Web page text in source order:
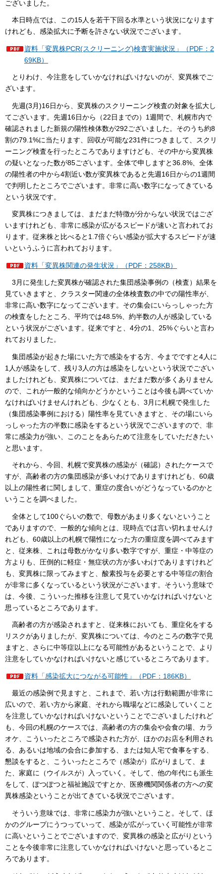
ございました。
本日時点では、この15人を若干下回る水準という状況になります
けれども、感染拡大に予断を許さない状況でございます。
資料「変異株PCR(スクリーニング)検査実施状況」（PDF：2
69KB）
とりわけ、今注意をしていかなければいけないのが、変異株でご
ざいます。
先週(3月)16日から、変異株のスクリーニング検査の対象を拡大し
てございます。先週16日から（22日までの）1週間で、札幌市内で
確認されました新規の陽性検体数が292ございました。そのうち約8
割の79.1%に当たります、回収が可能な231件につきまして、スクリ
ーニング検査を行ったところでありますけども、その中から変異株
の疑いとなった数が85ございます。全体で申しますと36.8%、全体
の陽性者の中から4割近い数が変異株であると先週16日からの1週間
で判明したところでございます。非常に高い数字になってきている
という状況です。
変異株につきましては、まだまだ特徴が分からない状況ではござ
いますけれども、非常に感染が広がるスピードが速いと言われてお
ります。従来株と比べると1.7倍ぐらい感染が拡大するスピードが速
いというふうに言われております。
資料「変異株関連の発生状況」（PDF：258KB）
3月に発生した変異株が確認された集団感染事例の（検査）結果を
見ていきますと、クラスター関連の全体検査数の中での陽性率が、
非常に高い数字になってございます。その集会にいらっしゃった方
の検査をしたところ、平均では48.5%、約半数の人が感染している
という状況がございます。従来ですと、4分の1、25%ぐらいと言わ
れておりました。
集団感染が起きた場にいた方で感染をする方、今までですと4人に
1人が感染をして、残り3人の方は感染をしないという状況でござい
ましたけれども、変異株については、まだまだ数が多くありません
ので、これが一般的な傾向かどうかということは今後も調べていか
なければいけませんけれども、少なくとも、3月に札幌で発生した
（集団感染事例における）陽性率を見ていきますと、その場にいら
っしゃった方の半数に感染をするという状況でございますので、非
常に感染力が強い、このことをあらためて注意をしていただきたい
と思います。
それから、今回、札幌で変異株の感染が（確認）されたケースで
すが、高齢者の方の集団感染が多いわけでありますけれども、60歳
以上の陽性者に関しまして、重症の度合いがどうなっているのかと
いうことを調べました。
全体として100ぐらいの数で、母数があまり多くないということ
でありますので、一般的な傾向とは、現時点では言い切れませんけ
れども、60歳以上の札幌で陽性になった方の重症度を調べてみます
と、従来株、これは母数がかなり多い数字ですが、重症・中等症の
方よりも、圧倒的に軽症・無症状の方が多いわけでありますけれど
も、変異株に限ってみますと、酸素投与を必要とする中等症の割合
が非常に多くなっているという状況がございます。そういう意味で
は、今後、こういった推移を注意して見ていかなければいけないと
思っているところであります。
高齢者の方が感染されますと、従来株においても、重症化をする
リスクがありましたが、変異株については、今のところの数字で見
ますと、さらに中等症以上になる可能性があるということで、より
注意をしていかなければいけないと感じているところであります。
資料「感染拡大につながる可能性」（PDF：186KB）
最近の感染例で見ますと、これまで、若い方は行動範囲が非常に
広いので、若い方から家庭、それから職場などに感染していくこと
を注意していかなければいけないということでございましたけれど
も、今回の札幌のケースでは、高齢者の方の集会や会食の場、カラ
オケ、こういったところで感染された方が、ほかのお店を利用され
る、あるいは地域の会合に参加する、または知人宅で食事をする、
懇談をすると、こういったところで（感染が）広がりまして、ま
た、家庭に（ウイルスが）入っていく。そして、他の年代にも派生
をして、ぽつぽつと福祉施設ですとか、医療機関関係者の方への変
異株感染ということが出てきている状況でございます。
そういう意味では、非常に感染力が強いということ。そして、ほ
かのグループにうつっていって、感染が広がっていく可能性が非常
に高いということでございますので、変異株の感染と広がりという
ことを今後非常に注意していかなければいけないと思っているとこ
ろであります。